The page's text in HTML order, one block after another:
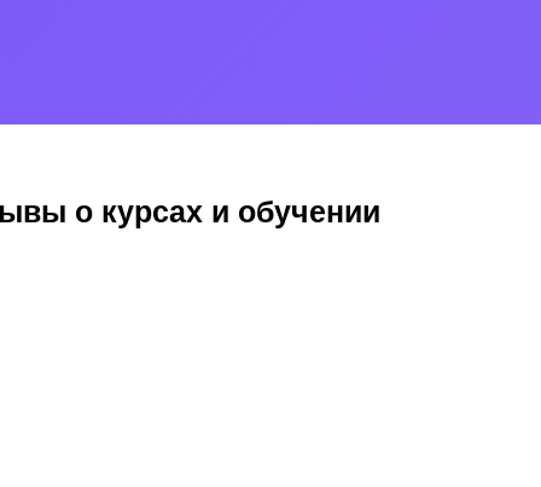
о курсах и обучении